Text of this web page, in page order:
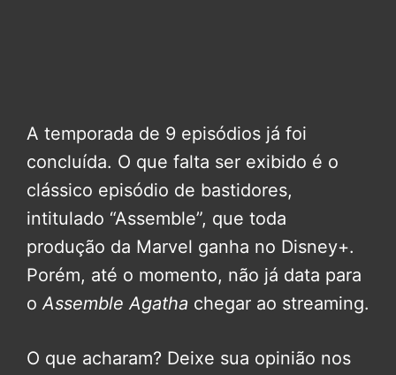
A temporada de 9 episódios já foi
concluída. O que falta ser exibido é o
clássico episódio de bastidores,
intitulado “Assemble”, que toda
produção da Marvel ganha no Disney+.
Porém, até o momento, não já data para
oAssemble Agatha chegar ao streaming.
O que acharam? Deixe sua opinião nos